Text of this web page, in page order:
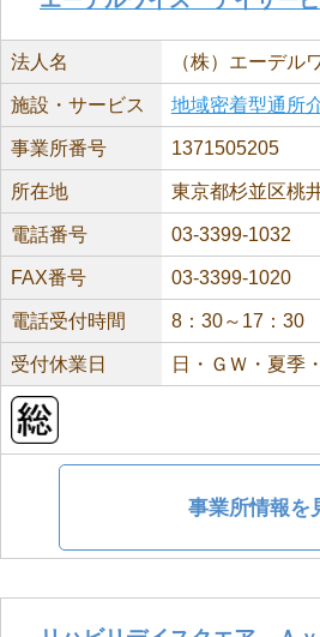
法人名 （株）エーデル
施設・サービス 地域密着型通所
事業所番号 1371505205
所在地 東京都杉並区桃
電話番号 03-3399-1032
FAX番号 03-3399-1020
電話受付時間 8：30～17：30
受付休業日 日・ＧＷ・夏季
事業所情報を